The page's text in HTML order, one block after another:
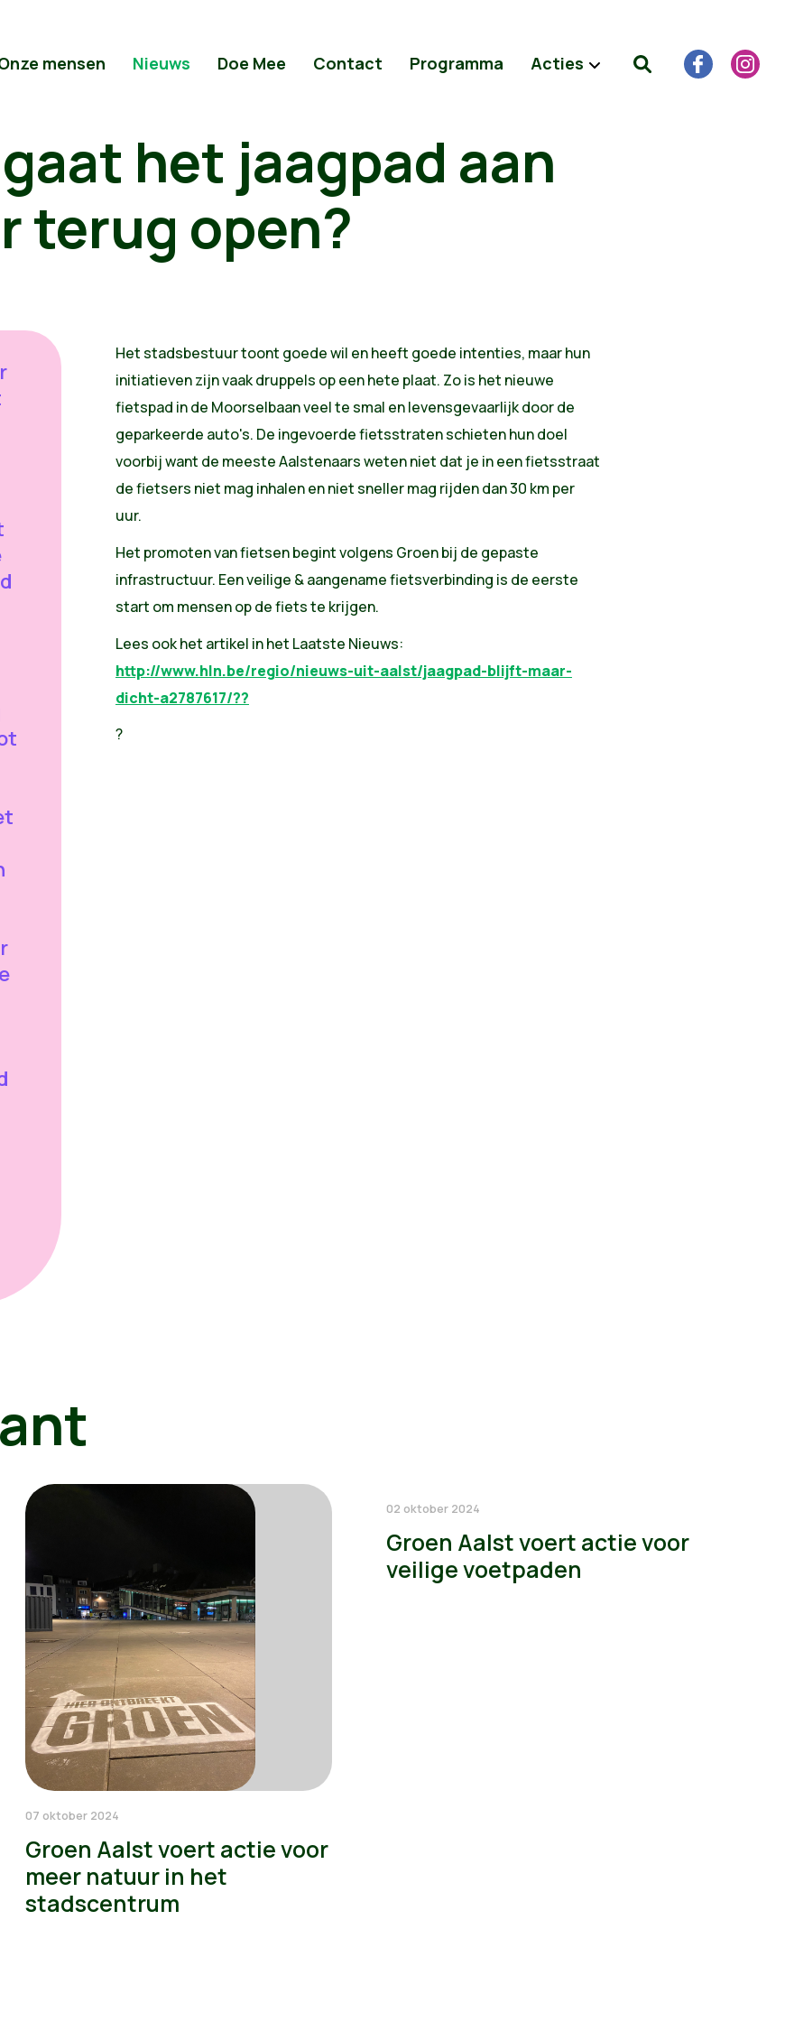
mensen Nieuws Doe Mee Contact Programma Acties
het jaagpad aan
terug open?
Het stadsbestuur toont goede wil en heeft goede intenties, maar hun
initiatieven zijn vaak druppels op een hete plaat. Zo is het nieuwe
fietspad in de Moorselbaan veel te smal en levensgevaarlijk door de
geparkeerde auto's. De ingevoerde fietsstraten schieten hun doel
voorbij want de meeste Aalstenaars weten niet dat je in een fietsstraat
de fietsers niet mag inhalen en niet sneller mag rijden dan 30 km per
uur.
Het promoten van fietsen begint volgens Groen bij de gepaste
infrastructuur. Een veilige & aangename fietsverbinding is de eerste
start om mensen op de fiets te krijgen.
Lees ook het artikel in het Laatste Nieuws:
http://www.hln.be/regio/nieuws-uit-aalst/jaagpad-blijft-maar-
dicht-a2787617/??
?
07 oktober 2024
Groen Aalst voert actie voor
meer natuur in het
stadscentrum
02 oktober 2024
Groen Aalst voert actie voor
veilige voetpaden